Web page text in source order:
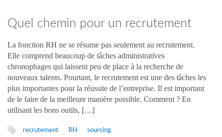
Quel chemin pour un recrutement
réussi ?
La fonction RH ne se résume pas seulement au recrutement.
Elle comprend beaucoup de tâches administratives
chronophages qui laissent peu de place à la recherche de
nouveaux talents. Pourtant, le recrutement est une des tâches les
plus importantes pour la réussite de l’entreprise. Il est important
de le faire de la meilleure manière possible. Comment ? En
utilisant les bons outils, […]
recrutement RH sourcing